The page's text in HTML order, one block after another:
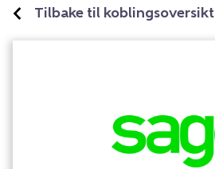
Tilbake til koblingsoversikt